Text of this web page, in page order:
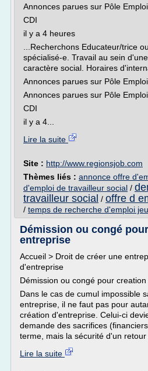
Annonces parues sur Pôle Emploi
CDI
il y a 4 heures
...Recherchons Educateur/trice
spécialisé-e. Travail au sein
caractère social. Horaires
Annonces parues sur Pôle Emploi
Annonces parues sur Pôle Emploi
CDI
il y a 4...
Lire la suite
Site : http://www.regionsjob.com
Thèmes liés : annonce offre
d'emploi de travailleur social /
travailleur social / offre d
/ temps de recherche d'emploi
Démission ou congé
entreprise
Accueil > Droit de créer une
d'entreprise
Démission ou congé pour
Dans le cas de cumul impossible
entreprise, il ne faut pas pour
création d'entreprise. Celui-ci
demande des sacrifices
terme, mais la sécurité d'un retour
Lire la suite